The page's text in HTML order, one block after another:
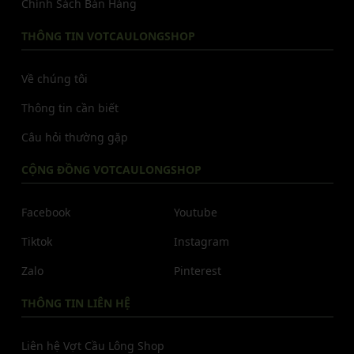
Chính Sách Bán Hàng
THÔNG TIN VOTCAULONGSHOP
Về chúng tôi
Thông tin cần biết
Câu hỏi thường gặp
CỘNG ĐỒNG VOTCAULONGSHOP
Facebook
Tiktok
Zalo
Youtube
Instagram
Pinterest
THÔNG TIN LIÊN HỆ
Liên hệ Vợt Cầu Lông Shop